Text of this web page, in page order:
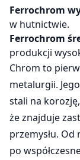
Ferrochrom
w hutnictwie.
Ferrochrom
produkcji
Chrom to
metalurgii.
stali na
że znajduje
przemysłu.
po